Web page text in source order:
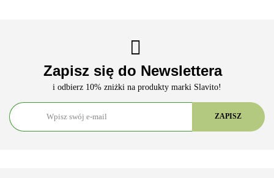
ARS VITAE NATURA Sp. z o.o.
Zapisz się do Newslettera
i odbierz 10% zniżki na produkty marki Slavito!